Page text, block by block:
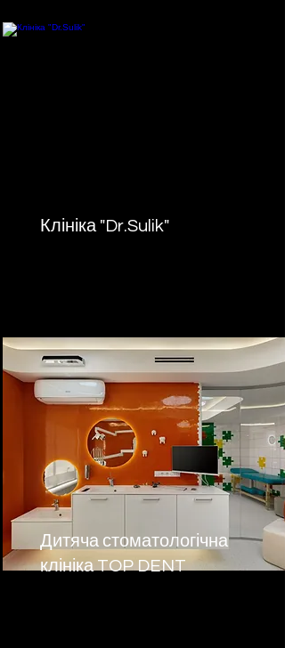
Клініка "Dr.Sulik"
Дитяча стоматологічна
клініка TOP DENT